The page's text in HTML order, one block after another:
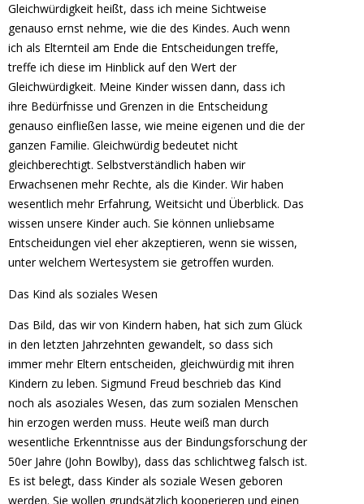
Gleichwürdigkeit heißt, dass ich meine Sichtweise
genauso ernst nehme, wie die des Kindes. Auch wenn
ich als Elternteil am Ende die Entscheidungen treffe,
treffe ich diese im Hinblick auf den Wert der
Gleichwürdigkeit. Meine Kinder wissen dann, dass ich
ihre Bedürfnisse und Grenzen in die Entscheidung
genauso einfließen lasse, wie meine eigenen und die der
ganzen Familie. Gleichwürdig bedeutet nicht
gleichberechtigt. Selbstverständlich haben wir
Erwachsenen mehr Rechte, als die Kinder. Wir haben
wesentlich mehr Erfahrung, Weitsicht und Überblick. Das
wissen unsere Kinder auch. Sie können unliebsame
Entscheidungen viel eher akzeptieren, wenn sie wissen,
unter welchem Wertesystem sie getroffen wurden.
Das Kind als soziales Wesen
Das Bild, das wir von Kindern haben, hat sich zum Glück
in den letzten Jahrzehnten gewandelt, so dass sich
immer mehr Eltern entscheiden, gleichwürdig mit ihren
Kindern zu leben. Sigmund Freud beschrieb das Kind
noch als asoziales Wesen, das zum sozialen Menschen
hin erzogen werden muss. Heute weiß man durch
wesentliche Erkenntnisse aus der Bindungsforschung der
50er Jahre (John Bowlby), dass das schlichtweg falsch ist.
Es ist belegt, dass Kinder als soziale Wesen geboren
werden. Sie wollen grundsätzlich kooperieren und einen